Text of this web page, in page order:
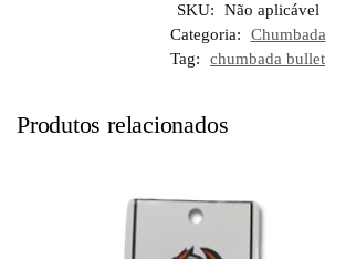
SKU:
Não aplicável
Categoria:
Chumbada
Tag:
chumbada bullet
Produtos relacionados